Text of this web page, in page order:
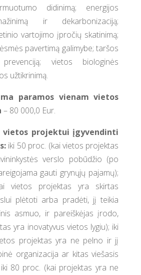
didinimą; energijos
ir dekarbonizaciją;
vartojimo įpročių skatinimą;
pavertimą galimybe; taršos
vietos biologinės
užtikrinimą.
paramos vienam vietos
– 80 000,0 Eur.
vietos projektui įgyvendinti
iki 50 proc. (kai vietos projektas
verslo pobūdžio (po
gauti grynųjų pajamų);
vietos projektas yra skirtas
plėtoti arba pradėti, jį teikia
asmuo, ir pareiškėjas įrodo,
yra inovatyvus vietos lygiu); iki
projektas yra ne pelno ir jį
organizacija ar kitas viešasis
80 proc. (kai projektas yra ne